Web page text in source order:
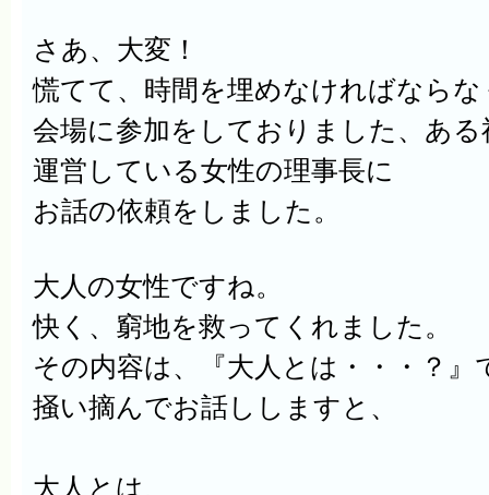
さあ、大変！
慌てて、時間を埋めなければなら
会場に参加をしておりました、ある
運営している女性の理事長に
お話の依頼をしました。
大人の女性ですね。
快く、窮地を救ってくれました。
その内容は、『大人とは・・・？』
掻い摘んでお話ししますと、
大人とは、